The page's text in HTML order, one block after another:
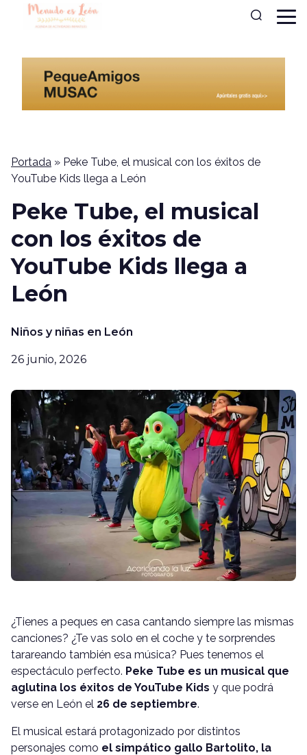
Portada » Peke Tube, el musical con los éxitos de
YouTube Kids llega a León
Peke Tube, el musical
con los éxitos de
YouTube Kids llega a
León
Niños y niñas en León
26 junio, 2026
¿Tienes a peques en casa cantando siempre las mismas
canciones? ¿Te vas solo en el coche y te sorprendes
tarareando también esa música? Pues tenemos el
espectáculo perfecto. Peke Tube es un musical que
aglutina los éxitos de YouTube Kids y que podrá
verse en León el 26 de septiembre.
El musical estará protagonizado por distintos
personajes como el simpático gallo Bartolito, la